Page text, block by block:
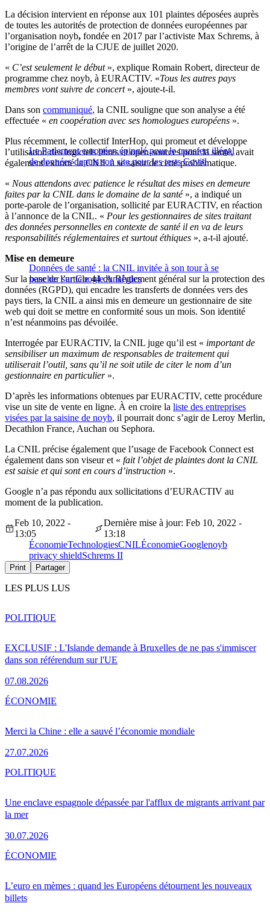
La décision intervient en réponse aux 101 plaintes déposées auprès
de toutes les autorités de protection de données européennes par
l’organisation noyb, fondée en 2017 par l’activiste Max Schrems, à
l’origine de l’arrêt de la CJUE de juillet 2020.
« C’est seulement le début», explique Romain Robert, directeur de
programme chez noyb, à EURACTIV. «Tous les autres pays
membres vont suivre de concert», ajoute-t-il.
Dans son communiqué, la CNIL souligne que son analyse a été
effectuée « en coopération avec ses homologues européens ».
Le Parlement européen épinglé pour le transfert illégal
de données depuis son site pour les tests Covid
Plus récemment, le collectif InterHop, qui promeut et développe
l’utilisation des logiciels libres et open-sources pour la santé, avait
également exhorté la CNIL à se saisir de cette problématique.
« Nous attendons avec patience le résultat des mises en demeure
faites par la CNIL dans le domaine de la santé», a indiqué un
porte-parole de l’organisation, sollicité par EURACTIV, en réaction
à l’annonce de la CNIL. « Pour les gestionnaires de sites traitant
des données personnelles en contexte de santé il en va de leurs
responsabilités réglementaires et surtout éthiques », a-t-il ajouté.
Données de santé : la CNIL invitée à son tour à se
pencher sur Google Analytics
Mise en demeure
Sur la base de l’article 44 du Règlement général sur la protection des
données (RGPD), qui encadre les transferts de données vers des
pays tiers, la CNIL a ainsi mis en demeure un gestionnaire de site
web qui doit se mettre en conformité sous un mois. Son identité
n’est néanmoins pas dévoilée.
Interrogée par EURACTIV, la CNIL juge qu’il est « important de
sensibiliser un maximum de responsables de traitement qui
utiliserait l’outil, sans qu’il ne soit utile de citer le nom d’un
gestionnaire en particulier».
D’après les informations obtenues par EURACTIV, cette procédure
vise un site de vente en ligne. À en croire la liste des entreprises
visées par la saisine de noyb, il pourrait donc s’agir de Leroy Merlin,
Decathlon France, Auchan ou Sephora.
La CNIL précise également que l’usage de Facebook Connect est
également dans son viseur et « fait l’objet de plaintes dont la CNIL
est saisie et qui sont en cours d’instruction ».
Google n’a pas répondu aux sollicitations d’EURACTIV au
moment de la publication.
Feb 10, 2022 -
13:05
Dernière mise à jour: Feb 10, 2022 -
13:18
ÉconomieTechnologiesCNILÉconomieGooglenoyb
privacy shieldSchrems II
Print Partager
LES PLUS LUS
EXCLUSIF : L'Islande demande à Bruxelles de ne pas s'immiscer
dans son référendum sur l'UE
07.08.2026
POLITIQUE
Merci la Chine : elle a sauvé l’économie mondiale
27.07.2026
ÉCONOMIE
Une enclave espagnole dépassée par l'afflux de migrants arrivant par
la mer
30.07.2026
POLITIQUE
L’euro en mèmes : quand les Européens détournent les nouveaux
billets
ÉCONOMIE